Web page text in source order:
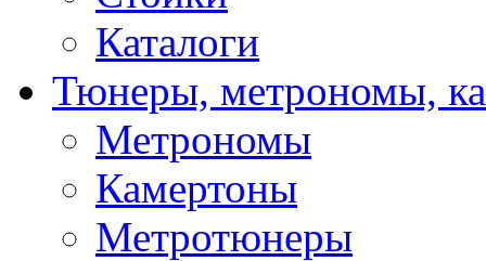
Каталоги
Тюнеры, метрономы,
Метрономы
Камертоны
Метротюнеры